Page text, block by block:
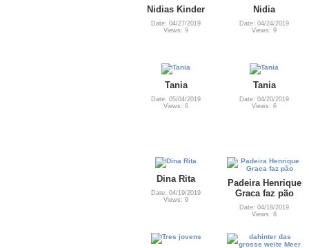
Nidias Kinder
Date: 04/27/2019
Views: 9
Nidia
Date: 04/24/2019
Views: 9
Tania
Date: 05/04/2019
Views: 6
Tania
Date: 04/20/2019
Views: 6
Dina Rita
Date: 04/19/2019
Views: 9
Padeira Henrique
Graca faz pão
Date: 04/18/2019
Views: 8